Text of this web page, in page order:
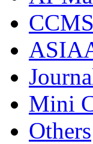
Mini
Others